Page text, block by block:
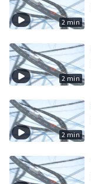
2 min
2 min
2 min